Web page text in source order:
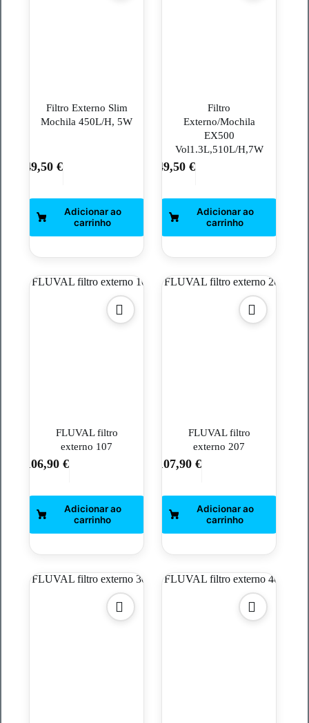
Filtro Externo Slim
Mochila 450L/H, 5W
49,50 €
Filtro
Externo/Mochila
EX500
Vol1.3L,510L/H,7W
49,50€
FLUVAL filtro
externo 107
106,90 €
FLUVAL filtro
externo 207
107,90€